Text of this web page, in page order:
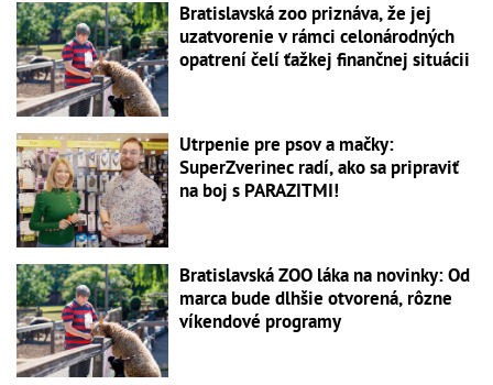
Bratislavská zoo priznáva, že jej
uzatvorenie v rámci celonárodných
opatrení čelí ťažkej finančnej situácii
Utrpenie pre psov a mačky:
SuperZverinec radí, ako sa pripraviť
na boj s PARAZITMI!
Bratislavská ZOO láka na novinky: Od
marca bude dlhšie otvorená, rôzne
víkendové programy